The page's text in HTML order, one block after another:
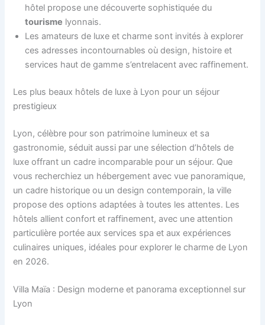
hôtel propose une découverte sophistiquée du
tourisme lyonnais.
Les amateurs de luxe et charme sont invités à explorer
ces adresses incontournables où design, histoire et
services haut de gamme s’entrelacent avec raffinement.
Les plus beaux hôtels de luxe à Lyon pour un séjour
prestigieux
Lyon, célèbre pour son patrimoine lumineux et sa
gastronomie, séduit aussi par une sélection d’hôtels de
luxe offrant un cadre incomparable pour un séjour. Que
vous recherchiez un hébergement avec vue panoramique,
un cadre historique ou un design contemporain, la ville
propose des options adaptées à toutes les attentes. Les
hôtels allient confort et raffinement, avec une attention
particulière portée aux services spa et aux expériences
culinaires uniques, idéales pour explorer le charme de Lyon
en 2026.
Villa Maïa : Design moderne et panorama exceptionnel sur
Lyon